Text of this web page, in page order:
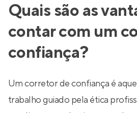
Quais são as
contar com um
confiança?
Um corretor de confiança é
trabalho guiado pela ética